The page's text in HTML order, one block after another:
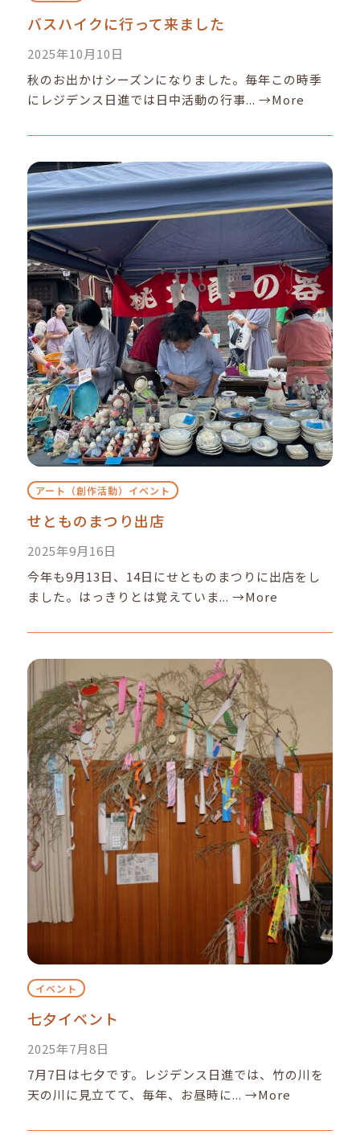
バスハイクに行って来ました
2025年10月10日
秋のお出かけシーズンになりました。毎年この時季
にレジデンス日進では日中活動の行事...→More
アート（創作活動）イベント
せとものまつり出店
2025年9月16日
今年も9月13日、14日にせとものまつりに出店をし
ました。はっきりとは覚えていま...→More
イベント
七夕イベント
2025年7月8日
7月7日は七夕です。レジデンス日進では、竹の川を
天の川に見立てて、毎年、お昼時に...→More